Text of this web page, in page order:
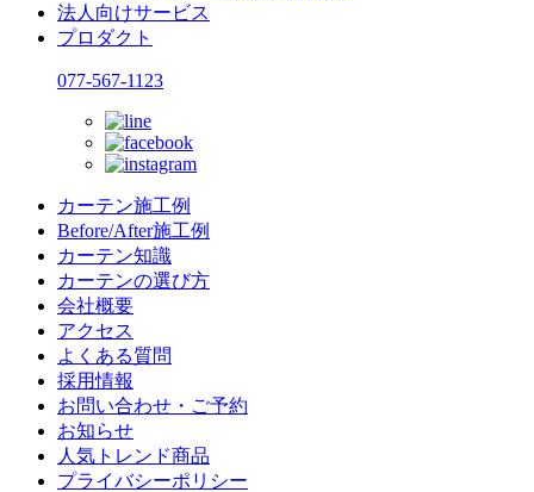
法人向けサービス
プロダクト
077-567-1123
カーテン施工例
Before/After施工例
カーテン知識
カーテンの選び方
会社概要
アクセス
よくある質問
採用情報
お問い合わせ・ご予約
お知らせ
人気トレンド商品
プライバシーポリシー